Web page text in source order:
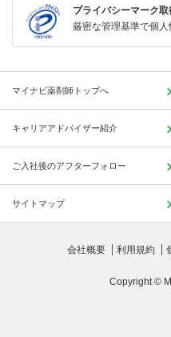
プライバシーマーク取
厳密な管理基準で個人
マイナビ薬剤師トップへ
キャリアアドバイザー紹介
ご入社後のアフターフォロー
サイトマップ
会社概要 利用規約
Copyright ©